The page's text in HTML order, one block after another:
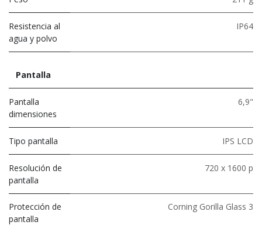
Resistencia al
agua y polvo
IP64
Pantalla
Pantalla
dimensiones
6,9"
Tipo pantalla IPS LCD
Resolución de
pantalla
720 x 1600 p
Protección de
pantalla
Corning Gorilla Glass 3